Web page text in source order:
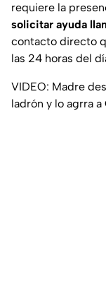
requiere la
solicitar ayuda
contacto directo
las 24 horas del
VIDEO: Madre
ladrón y lo agrra